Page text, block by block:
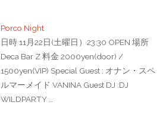
Porco Night
日時 11月22日(土曜日）23:30 OPEN 場所
Deca Bar Z 料金 2000yen(door) /
1500yen(VIP) Special Guest : オナン・スペ
ルマーメイド VANINA Guest DJ :DJ
WILDPARTY …